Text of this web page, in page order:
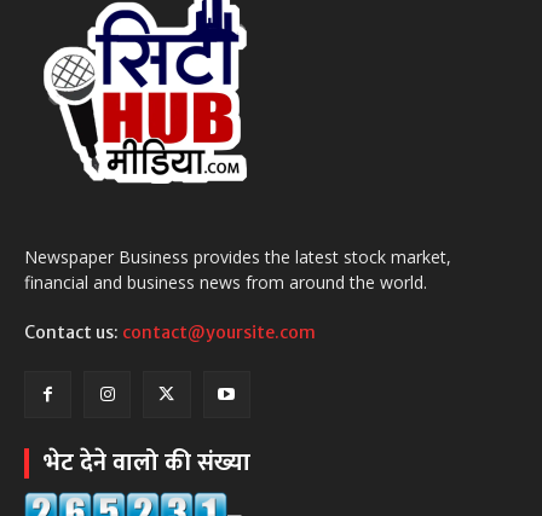
Newspaper Business provides the latest stock market,
financial and business news from around the world.
Contact us: contact@yoursite.com
भेट देने वालो की संख्या